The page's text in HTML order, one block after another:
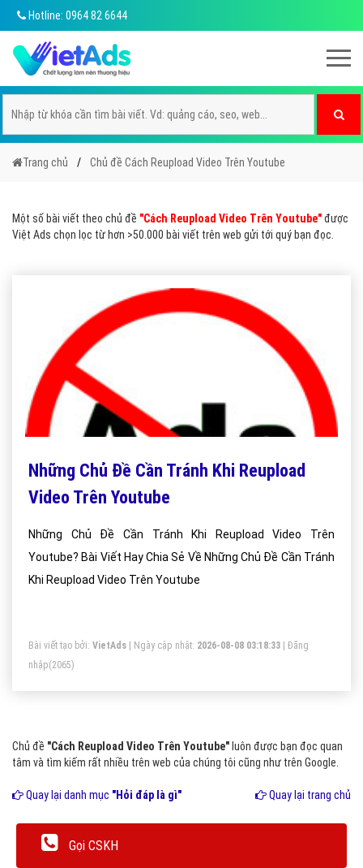
Hotline: 0964 82 6644
Trang chủ Chủ đề Cách Reupload Video Trên Youtube
Một số bài viết theo chủ đề "Cách Reupload Video Trên Youtube"được
Việt Ads chọn lọc từ hơn >50.000 bài viết trên web gửi tới quý bạn đọc.
Những Chủ Đề Cần Tránh Khi Reupload
Video Trên Youtube
Những Chủ Đề Cần Tránh Khi Reupload Video Trên
Youtube? Bài Viết Hay Chia Sẻ Về Những Chủ Đề Cần Tránh
Khi Reupload Video Trên Youtube
Bài viết tạo bởi: VietAds | Ngày cập nhật: 2026-08-08 03:18:33
Đăng
nhập(2065)
Chủ đề "Cách Reupload Video Trên Youtube" luôn được bạn đọc quan
tâm và tìm kiếm rất nhiều trên web của chúng tôi cũng như trên Google.
Quay lại danh mục "Hỏi đáp là gì" Quay lại trang chủ
Gọi CSKH